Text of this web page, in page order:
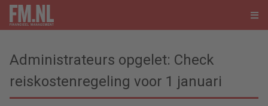
Administrateurs opgelet: Check
reiskostenregeling voor 1 januari